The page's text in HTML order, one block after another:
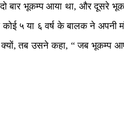
बार भूकम्प आया था, और दूसरे
५ या ६ वर्ष के बालक ने अपनी
,तब उसने कहा, “जब भूकम्प